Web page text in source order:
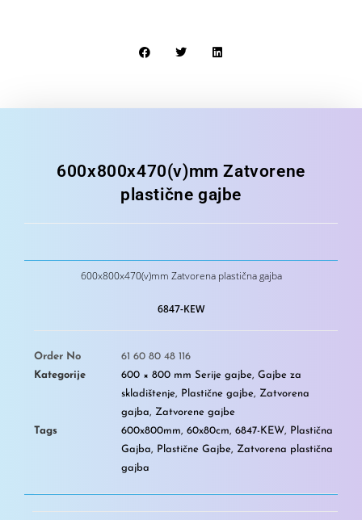
600x800x470(v)mm Zatvorene
plastične gajbe
600x800x470(v)mm Zatvorena plastična gajba
6847-KEW
Order No
61 60 80 48 116
Kategorije
600 × 800 mm Serije gajbe, Gajbe za
skladištenje, Plastične gajbe, Zatvorena
gajba, Zatvorene gajbe
Tags
600x800mm, 60x80cm, 6847-KEW, Plastična
Gajba, Plastične Gajbe, Zatvorena plastična
gajba